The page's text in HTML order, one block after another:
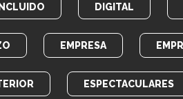
DIGITAL
EMPRESA
ESPECTACULARES